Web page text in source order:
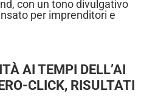
con un tono divulgativo
per imprenditori e
AI TEMPI DELL’AI
CLICK, RISULTATI